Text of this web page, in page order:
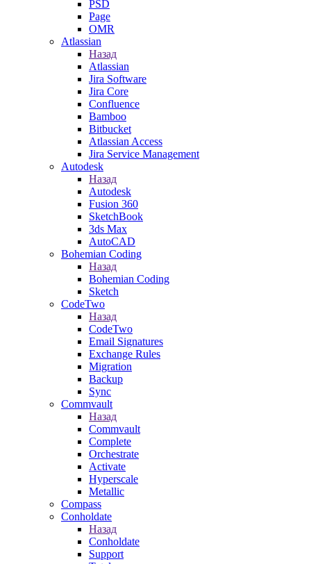
PSD
Page
OMR
Atlassian
Назад
Atlassian
Jira Software
Jira Core
Confluence
Bamboo
Bitbucket
Atlassian Access
Jira Service Management
Autodesk
Назад
Autodesk
Fusion 360
SketchBook
3ds Max
AutoCAD
Bohemian Coding
Назад
Bohemian Coding
Sketch
CodeTwo
Назад
CodeTwo
Email Signatures
Exchange Rules
Migration
Backup
Sync
Commvault
Назад
Commvault
Complete
Orchestrate
Activate
Hyperscale
Metallic
Compass
Conholdate
Назад
Conholdate
Support